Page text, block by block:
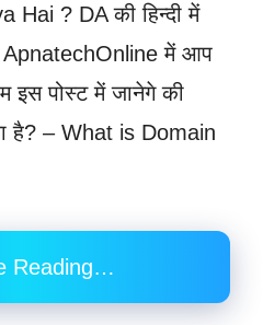
Hai ? DA की हिन्दी में
ApnatechOnline में आप
इस पोस्ट में जानेगे की
है? – What is Domain
Reading…